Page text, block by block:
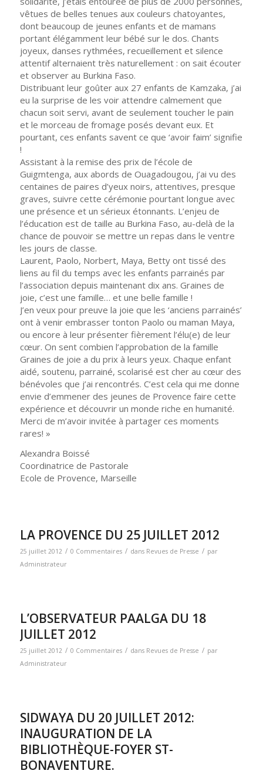
vêtues de belles tenues aux couleurs chatoyantes,
dont beaucoup de jeunes enfants et de mamans
portant élégamment leur bébé sur le dos. Chants
joyeux, danses rythmées, recueillement et silence
attentif alternaient très naturellement : on sait écouter
et observer au Burkina Faso.
Distribuant leur goûter aux 27 enfants de Kamzaka, j’ai
eu la surprise de les voir attendre calmement que
chacun soit servi, avant de seulement toucher le pain
et le morceau de fromage posés devant eux. Et
pourtant, ces enfants savent ce que ‘avoir faim’ signifie
!
Assistant à la remise des prix de l’école de
Guigmtenga, aux abords de Ouagadougou, j’ai vu des
centaines de paires d’yeux noirs, attentives, presque
graves, suivre cette cérémonie pourtant longue avec
une présence et un sérieux étonnants. L’enjeu de
l’éducation est de taille au Burkina Faso, au-delà de la
chance de pouvoir se mettre un repas dans le ventre
les jours de classe.
Laurent, Paolo, Norbert, Maya, Betty ont tissé des
liens au fil du temps avec les enfants parrainés par
l’association depuis maintenant dix ans. Graines de
joie, c’est une famille… et une belle famille !
J’en veux pour preuve la joie que les ‘anciens parrainés’
ont à venir embrasser tonton Paolo ou maman Maya,
ou encore à leur présenter fièrement l’élu(e) de leur
cœur. On sent combien l’approbation de la famille
Graines de joie a du prix à leurs yeux. Chaque enfant
aidé, soutenu, parrainé, scolarisé est cher au cœur des
bénévoles que j’ai rencontrés. C’est cela qui me donne
envie d’emmener des jeunes de Provence faire cette
expérience et découvrir un monde riche en humanité.
Merci de m’avoir invitée à partager ces moments
rares! »
Alexandra Boissé
Coordinatrice de Pastorale
Ecole de Provence, Marseille
LA PROVENCE DU 25 JUILLET 2012
25 juillet 2012 / 0 Commentaires / dans Revues de Presse / par
Administrateur
L’OBSERVATEUR PAALGA DU 18
JUILLET 2012
25 juillet 2012 / 0 Commentaires / dans Revues de Presse / par
Administrateur
SIDWAYA DU 20 JUILLET 2012:
INAUGURATION DE LA
BIBLIOTHÈQUE-FOYER ST-
BONAVENTURE.